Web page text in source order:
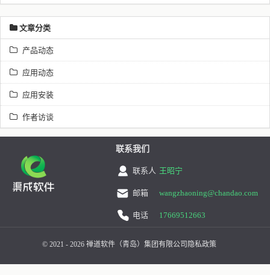
文章分类
产品动态
应用动态
应用安装
作者访谈
联系我们
联系人 王昭宁
邮箱 wangzhaoning@chandao.com
电话 17669512663
© 2021 - 2026 禅道软件（青岛）集团有限公司 隐私政策